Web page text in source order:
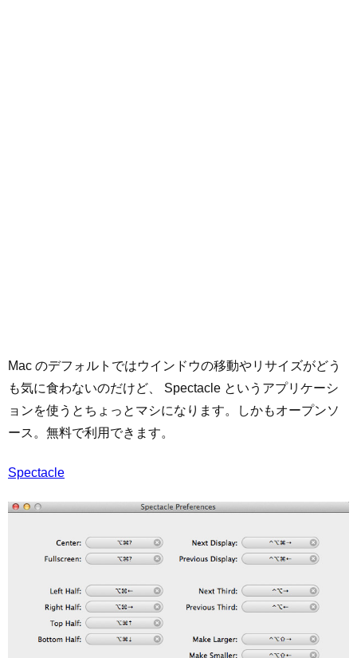
Mac のデフォルトではウインドウの移動やリサイズがどう
も気に食わないのだけど、 Spectacle というアプリケーシ
ョンを使うとちょっとマシになります。しかもオープンソ
ース。無料で利用できます。
Spectacle